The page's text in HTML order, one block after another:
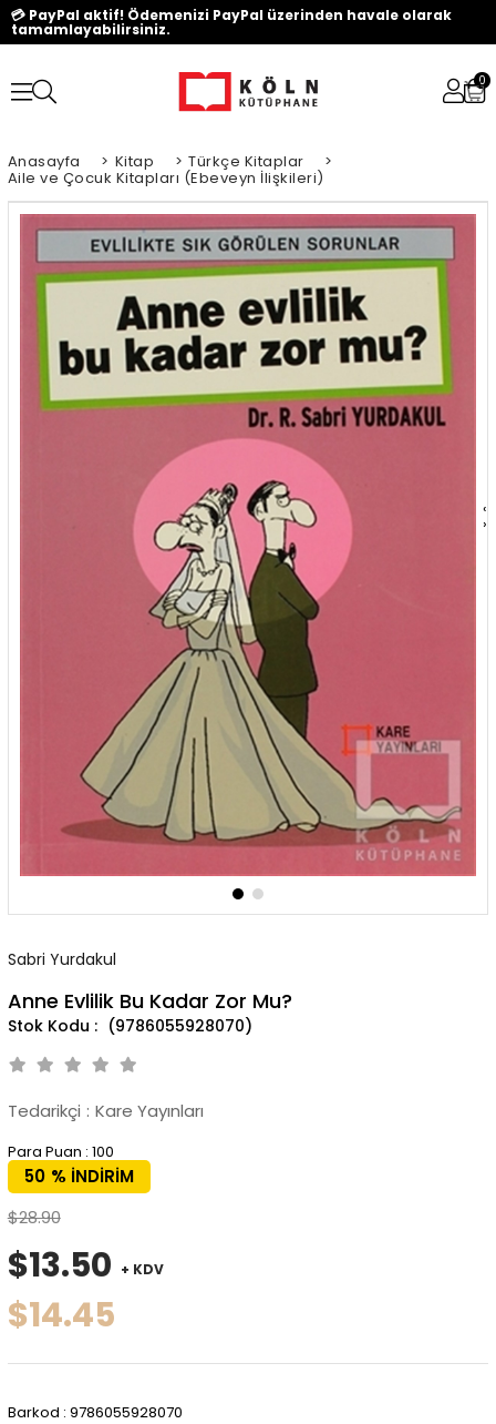
💳 PayPal aktif! Ödemenizi PayPal üzerinden havale olarak
tamamlayabilirsiniz.
0
Anasayfa > Kitap > Türkçe Kitaplar >
Aile ve Çocuk Kitapları (Ebeveyn İlişkileri)
‹
›
Sabri Yurdakul
Anne Evlilik Bu Kadar Zor Mu?
(9786055928070)
Tedarikçi : Kare Yayınları
Para Puan : 100
%
50
İNDIRIM
$28.90
$13.50 + KDV
$14.45
Barkod : 9786055928070